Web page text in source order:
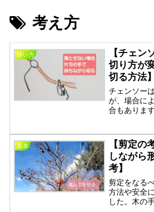
考え方
使い方
【チェン
切り方が
切る方法】
チェンソー
が、場合に
合もありま
悪い)、脚
を落とせな
とですが、
切る方が安
ます。そう
てみました。
基本
【剪定の
しながら
考】
剪定をなる
方法や安全
した。木の